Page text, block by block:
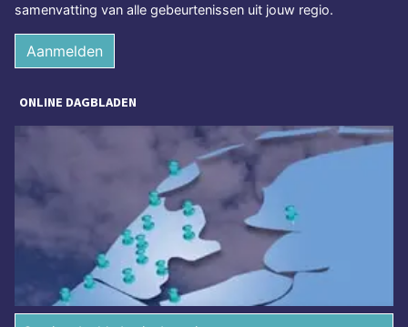
samenvatting van alle gebeurtenissen uit jouw regio.
Aanmelden
ONLINE DAGBLADEN